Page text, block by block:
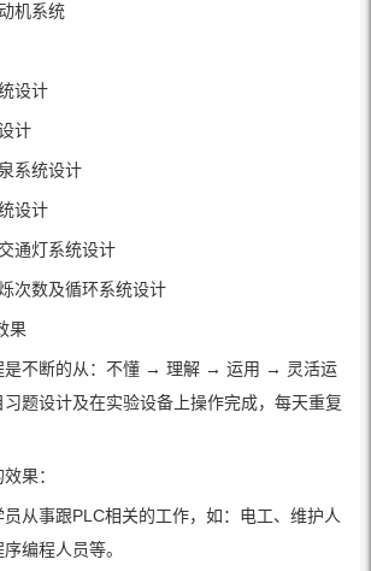
机系统
设计
计
系统设计
设计
通灯系统设计
次数及循环系统设计
果
是不断的从：不懂 → 理解 → 运用 → 灵活运
题设计及在实验设备上操作完成，每天重复
果：
从事跟PLC相关的工作，如：电工、维护人
编程人员等。